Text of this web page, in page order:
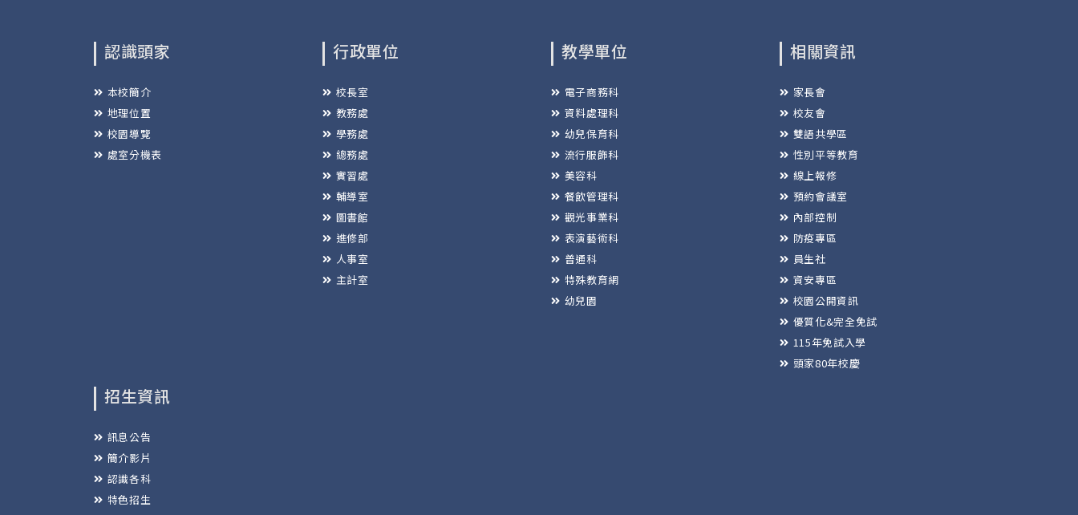
認識頭家
本校簡介
地理位置
校園導覽
處室分機表
行政單位
校長室
教務處
學務處
總務處
實習處
輔導室
圖書館
進修部
人事室
主計室
教學單位
電子商務科
資料處理科
幼兒保育科
流行服飾科
美容科
餐飲管理科
觀光事業科
表演藝術科
普通科
特殊教育網
幼兒園
相關資訊
家長會
校友會
雙語共學區
性別平等教育
線上報修
預約會議室
內部控制
防疫專區
員生社
資安專區
校園公開資訊
優質化&完全免試
115年免試入學
頭家80年校慶
招生資訊
訊息公告
簡介影片
認識各科
特色招生